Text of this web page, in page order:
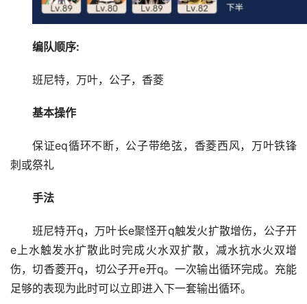
编队顺序:
班尼特，万叶，公子，香菱
基本操作
保证eq循环不断，公子带绝弦，香菱西风，万叶铁锋
刺或祭礼
手法
班尼特开q，万叶长e聚怪开q触发火扩散增伤，公子开
e上水触发水扩散此时完成火水双扩散，减水抗水火双增
伤，切香菱开q，切公子开e开q。一次输出循环完成。充能
足够的表现为此时可以立即进入下一套输出循环。